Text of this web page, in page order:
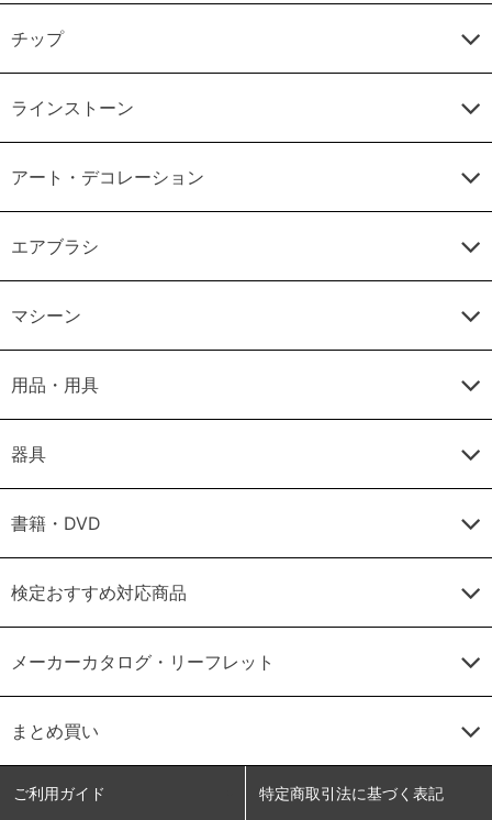
チップ
ラインストーン
アート・デコレーション
エアブラシ
マシーン
用品・用具
器具
書籍・DVD
検定おすすめ対応商品
メーカーカタログ・リーフレット
まとめ買い
ご利用ガイド 特定商取引法に基づく表記